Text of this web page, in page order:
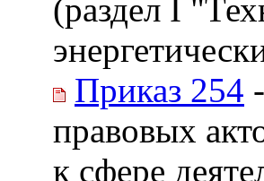
(раздел I
Приказ 254
правовых
к сфере